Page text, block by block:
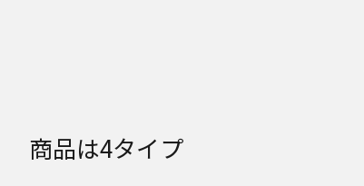
商品は4タイプ